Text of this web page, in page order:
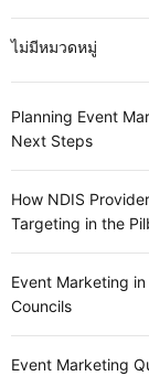
ไม่มีหมวดหมู่
Planning Event
Next Steps
How NDIS
Targeting in the
Event Marketing
Councils
Event Marketing